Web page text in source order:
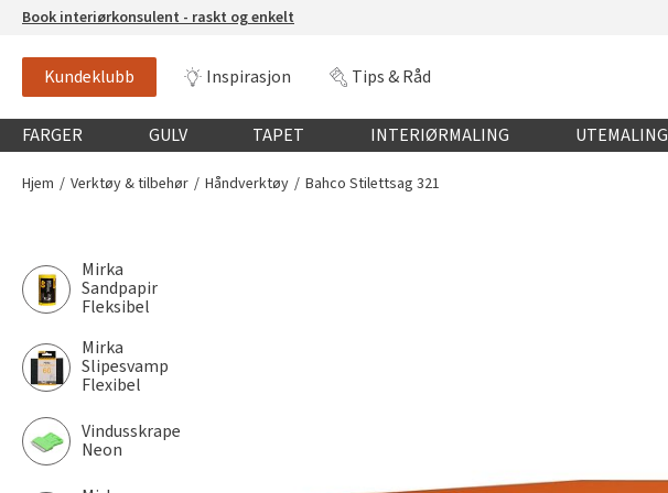
Book interiørkonsulent - raskt og enkelt
Kundeklubb Inspirasjon Tips & Råd
Globalnavigasjon mobil
FARGER GULV TAPET INTERIØRMALING UTEMALING
Hjem Verktøy & tilbehør Håndverktøy Bahco Stilettsag 321
Mirka
Sandpapir
Fleksibel
Mirka
Slipesvamp
Flexibel
Vindusskrape
Neon